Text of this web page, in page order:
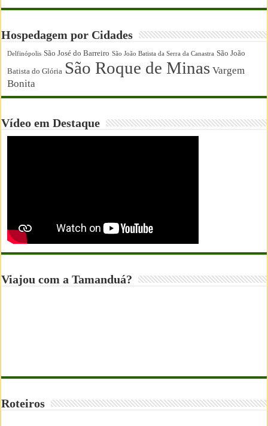
Hospedagem por Cidades
Delfinópolis São José do Barreiro São João Batista da Serra da Canastra São João
Batista do Glória São Roque de Minas Vargem
Bonita
Vídeo em Destaque
Viajou com a Tamanduá?
Roteiros